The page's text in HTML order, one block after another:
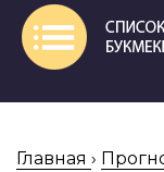
Главная ›